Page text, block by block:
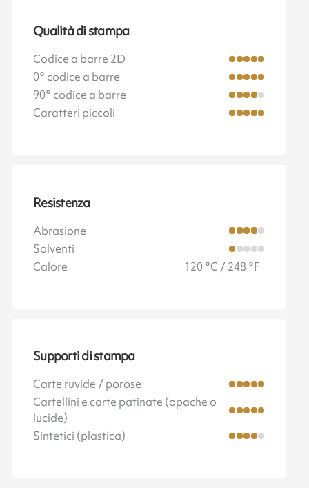
Qualità di stampa
Codice a barre 2D
0° codice a barre
90° codice a barre
Caratteri piccoli
Resistenza
Abrasione
Solventi
Calore
120 °C / 248 °F
Supporti di stampa
Carte ruvide / porose
Cartellini e carte patinate (opache o
lucide)
Sintetici (plastica)